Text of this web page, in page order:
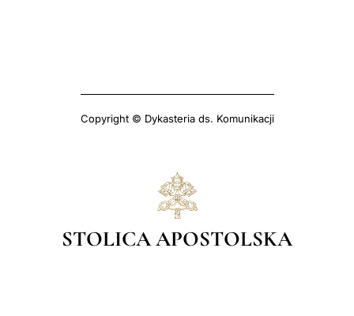
Copyright © Dykasteria ds. Komunikacji
STOLICA APOSTOLSKA